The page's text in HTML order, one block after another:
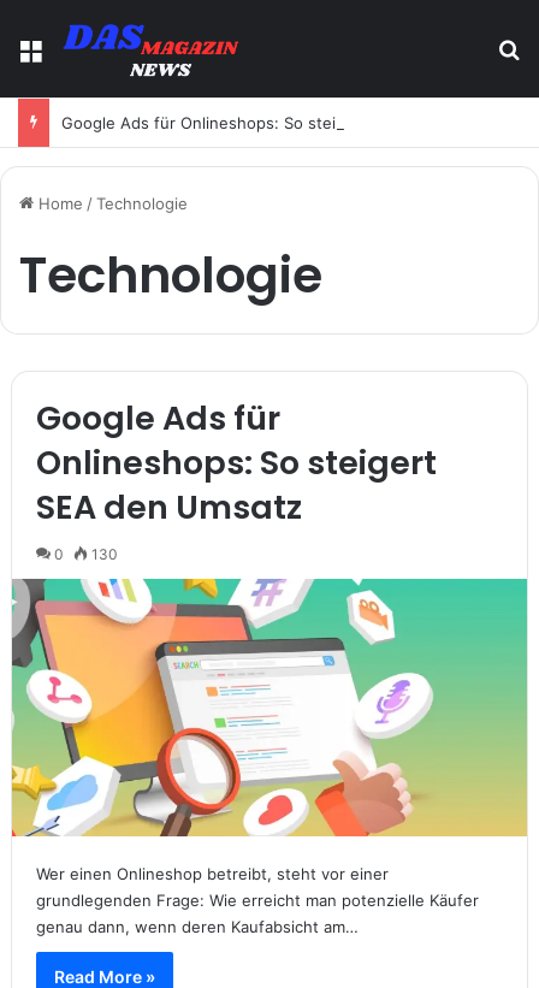
Menu
Google Ads für Onlineshops: So steigert SEA den Umsatz
Home /Technologie
Technologie
Google Ads für
Onlineshops: So steigert
SEA den Umsatz
0 130
Wer einen Onlineshop betreibt, steht vor einer
grundlegenden Frage: Wie erreicht man potenzielle Käufer
genau dann, wenn deren Kaufabsicht am…
Read More »